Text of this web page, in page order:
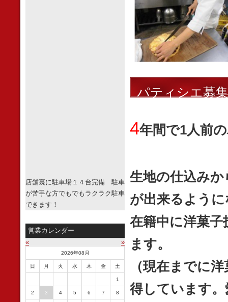
パティシエ募
4年間で1人前
生地の仕込み
が出来るよう
在籍中に洋菓
ます。
（現在までに
得しています
店舗裏に駐車場１４台完備 駐車
が苦手な方でもでもラクラク駐車
できます！
営業カレンダー
«
»
2026年08月
日 月 火 水 木 金 土
1
2 3 4 5 6 7 8